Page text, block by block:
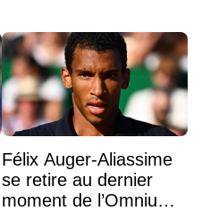
Félix Auger-Aliassime
se retire au dernier
moment de l’Omnium